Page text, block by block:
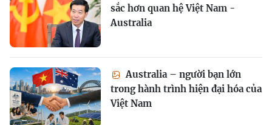
sắc hơn quan hệ Việt Nam -
Australia
Australia – người bạn lớn
trong hành trình hiện đại hóa của
Việt Nam